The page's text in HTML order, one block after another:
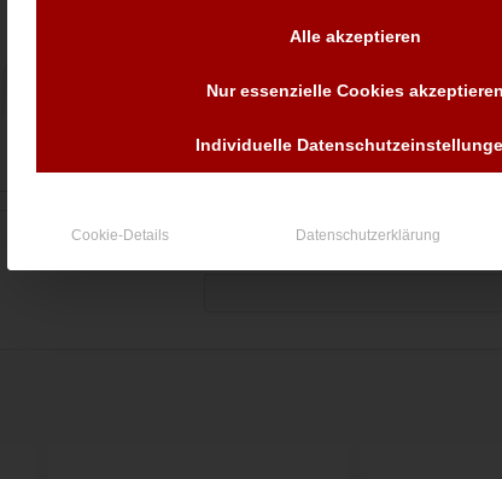
AnzahlAlle akzeptieren
Nur essenzielle Cookies akzeptieren
Individuelle
Cookie-Details Datenschutzerklärung